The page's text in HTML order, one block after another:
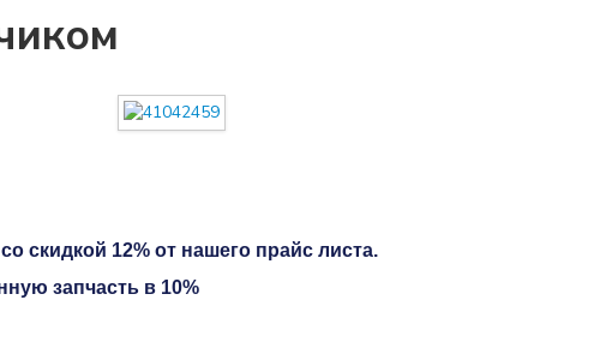
скидкой 12% от нашего прайс листа.
запчасть в 10%